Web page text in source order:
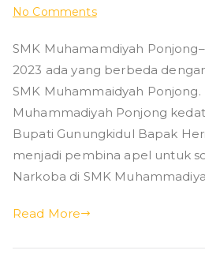
No Commentson
Bersama
&
Sosis
P4GN
SMK
Muhammadiyah
Ponjong
SMK Muhamamdiyah
2023 ada yang berbeda
SMK Muhammaidyah Ponjong.
Muhammadiyah Ponjong
Bupati Gunungkidul Bapak
menjadi pembina apel untuk
Narkoba di SMK
Read More